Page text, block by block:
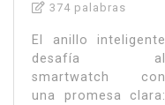
374 palabras
El anillo inteligente
desafía al
smartwatch con
una promesa clara: